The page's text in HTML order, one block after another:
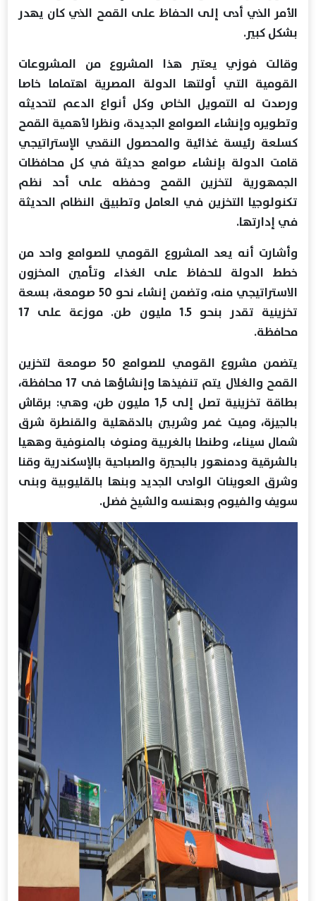
الأمر الذي أدى إلى الحفاظ على القمح الذي كان يهدر
بشكل كبير.
وقالت فوزي يعتبر هذا المشروع من المشروعات
القومية التي أولتها الدولة المصرية اهتماما خاصا
ورصدت له التمويل الخاص وكل أنواع الدعم لتحديثه
وتطويره وإنشاء الصوامع الجديدة، ونظرا لأهمية القمح
كسلعة رئيسة غذائية والمحصول النقدي الإستراتيجي
قامت الدولة بإنشاء صوامع حديثة في كل محافظات
الجمهورية لتخزين القمح وحفظه على أحد نظم
تكنولوجيا التخزين في العامل وتطبيق النظام الحديثة
في إدارتها.
وأشارت أنه يعد المشروع القومي للصوامع واحد من
خطط الدولة للحفاظ على الغذاء وتأمين المخزون
الاستراتيجي منه، وتضمن إنشاء نحو 50 صومعة، بسعة
تخزينية تقدر بنحو 1.5 مليون طن. موزعة على 17
محافظة.
يتضمن مشروع القومي للصوامع 50 صومعة لتخزين
القمح والغلال يتم تنفيذها وإنشاؤها فى 17 محافظة،
بطاقة تخزينية تصل إلى 1,5 مليون طن، وهي: برقاش
بالجيزة، وميت غمر وشربين بالدقهلية والقنطرة شرق
شمال سيناء، وطنطا بالغربية ومنوف بالمنوفية وههيا
بالشرقية ودمنهور بالبحيرة والصباحية بالإسكندرية وقنا
وشرق العوينات الوادى الجديد وبنها بالقليوبية وبنى
سويف والفيوم وبهنسه والشيخ فضل.